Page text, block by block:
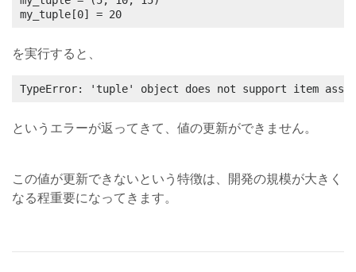
my_tuple[0] = 20
を実行すると、
TypeError: 'tuple' object does not support item
というエラーが返ってきて、値の更新ができません。
この値が更新できないという特徴は、開発の規模が大きく
なる程重要になってきます。